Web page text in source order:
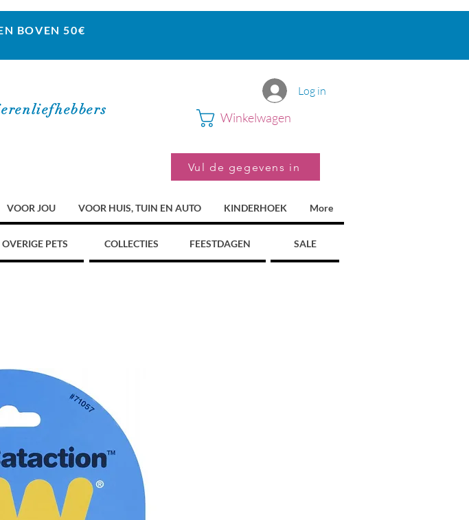
BOVEN 50€
Log in
Winkelwagen
Vul de gegevens in
VOOR JOU VOOR HUIS, TUIN EN AUTO KINDERHOEK More
OVERIGE PETS COLLECTIES FEESTDAGEN SALE